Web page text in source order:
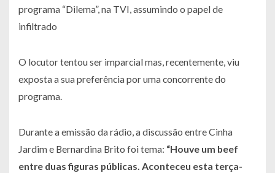
programa “Dilema”, na TVI, assumindo o papel de
infiltrado
O locutor tentou ser imparcial mas, recentemente, viu
exposta a sua preferência por uma concorrente do
programa.
Durante a emissão da rádio, a discussão entre Cinha
Jardim e Bernardina Brito foi tema: “Houve um beef
entre duas figuras públicas. Aconteceu esta terça-